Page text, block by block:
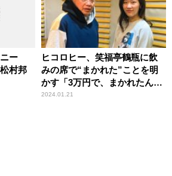
ニー
村邦
ヒコロヒー、笑福亭鶴瓶に飲
みの席で“まかれた”ことを明
かす「3万円で、まかれたんで
すよ」
2024.01.21